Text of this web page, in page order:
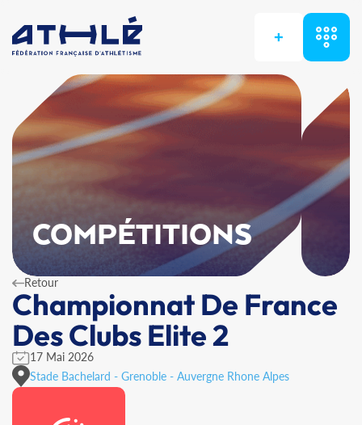
+
COMPÉTITIONS
Retour
Championnat De France
Des Clubs Elite 2
17 Mai 2026
Stade Bachelard - Grenoble - Auvergne Rhone Alpes